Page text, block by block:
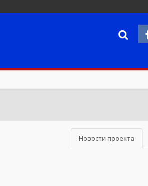
Новости проекта